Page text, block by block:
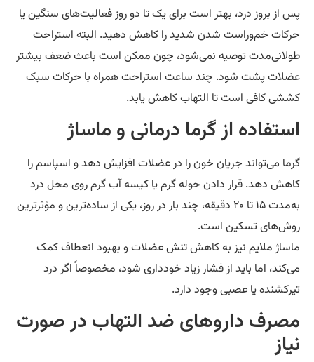
از بروز درد، بهتر است برای یک تا دو روز فعالیت‌های سنگین یا
خم‌و‌راست شدن شدید را کاهش دهید. البته استراحت
توصیه نمی‌شود، چون ممکن است باعث ضعف بیشتر
پشت شود. چند ساعت استراحت همراه با حرکات سبک
کافی است تا التهاب کاهش یابد.
از گرما درمانی و ماساژ
می‌تواند جریان خون را در عضلات افزایش دهد و اسپاسم را
دهد. قرار دادن حوله گرم یا کیسه آب گرم روی محل درد
به‌مدت ۱۵ تا ۲۰ دقیقه، چند بار در روز، یکی از ساده‌ترین و مؤثرترین
تسکین است.
ملایم نیز به کاهش تنش عضلات و بهبود انعطاف کمک
اما باید از فشار زیاد خودداری شود، مخصوصاً اگر درد
یا عصبی وجود دارد.
داروهای ضد التهاب در صورت